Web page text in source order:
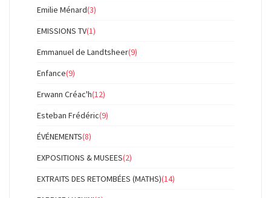
Emilie Ménard(3)
EMISSIONS TV(1)
Emmanuel de Landtsheer(9)
Enfance(9)
Erwann Créac'h(12)
Esteban Frédéric(9)
ÉVÉNEMENTS(8)
EXPOSITIONS & MUSEES(2)
EXTRAITS DES RETOMBÉES (MATHS)(14)